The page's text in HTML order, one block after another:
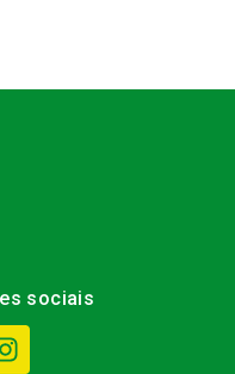
sociais